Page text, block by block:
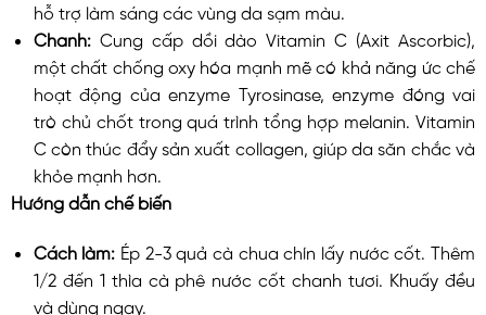
hỗ trợ làm sáng các vùng da sạm màu.
Chanh: Cung cấp dồi dào Vitamin C (Axit Ascorbic),
một chất chống oxy hóa mạnh mẽ có khả năng ức chế
hoạt động của enzyme Tyrosinase, enzyme đóng vai
trò chủ chốt trong quá trình tổng hợp melanin. Vitamin
C còn thúc đẩy sản xuất collagen, giúp da săn chắc và
khỏe mạnh hơn.
Hướng dẫn chế biến
Cách làm: Ép 2-3 quả cà chua chín lấy nước cốt. Thêm
1/2 đến 1 thìa cà phê nước cốt chanh tươi. Khuấy đều
và dùng ngay.